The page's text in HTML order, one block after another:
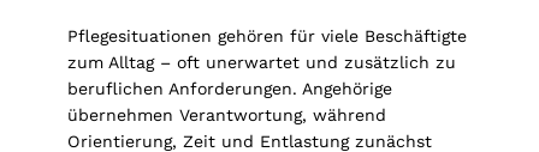
Pflegesituationen gehören für viele Beschäftigte
zum Alltag – oft unerwartet und zusätzlich zu
beruflichen Anforderungen. Angehörige
übernehmen Verantwortung, während
Orientierung, Zeit und Entlastung zunächst